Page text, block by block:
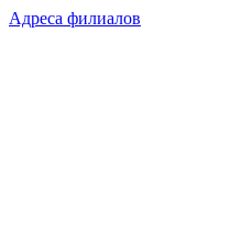
Адреса филиалов